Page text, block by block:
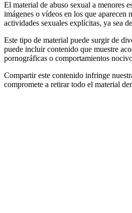
El material de abuso sexual a menores
imágenes o vídeos en los que aparecen
actividades sexuales explícitas, ya sea
Este tipo de material puede surgir de
puede incluir contenido que muestre
pornográficas o comportamientos
Compartir este contenido infringe
compromete a retirar todo el material